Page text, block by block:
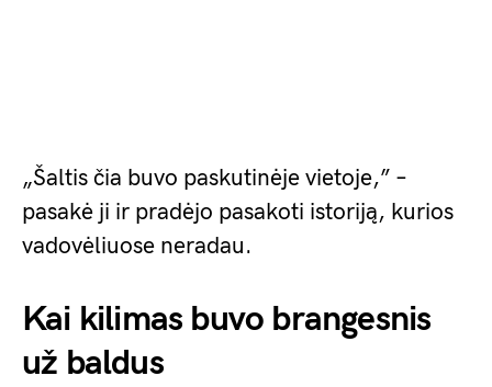
„Šaltis čia buvo paskutinėje vietoje,” –
pasakė ji ir pradėjo pasakoti istoriją, kurios
vadovėliuose neradau.
Kai kilimas buvo brangesnis
už baldus